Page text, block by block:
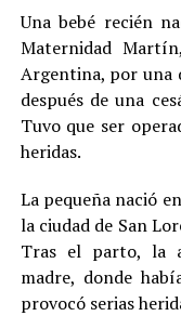
Una bebé recién
Maternidad
Argentina, por una
después de una
Tuvo que ser
heridas.
La pequeña nació
la ciudad de San
Tras el parto, la
madre, donde
provocó serias